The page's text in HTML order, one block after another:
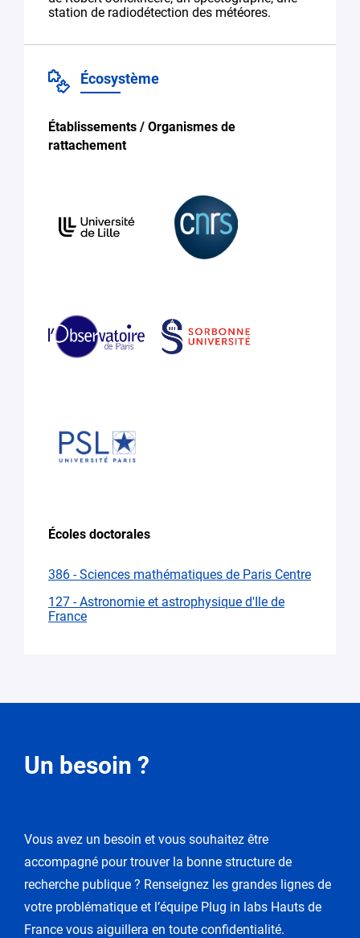
station de radiodétection des météores.
Écosystème
Établissements / Organismes de
rattachement
Écoles doctorales
386 - Sciences mathématiques de Paris Centre
127 - Astronomie et astrophysique d'Ile de
France
de
Vous
entrez
dans
le
mode
Un besoin ?
Vous avez un besoin et vous souhaitez être
accompagné pour trouver la bonne structure de
recherche publique ? Renseignez les grandes lignes de
votre problématique et l’équipe Plug in labs Hauts de
France vous aiguillera en toute confidentialité.